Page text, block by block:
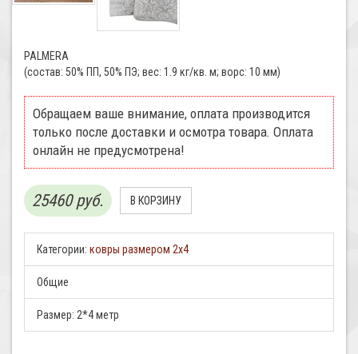
PALMERA
(состав: 50% ПП, 50% ПЭ; вес: 1.9 кг/кв. м; ворс: 10 мм)
Обращаем ваше внимание, оплата производится
только после доставки и осмотра товара. Оплата
онлайн не предусмотрена!
25460 руб.
Категории: ковры размером 2х4
Общие
Размер: 2*4 метр